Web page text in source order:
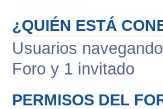
¿QUIÉN ESTÁ
Usuarios
Foro y 1 invitado
PERMISOS DEL